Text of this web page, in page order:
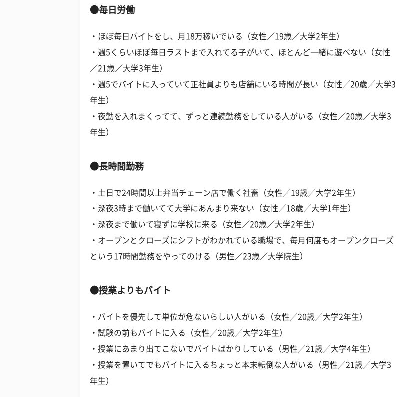
●毎日労働
・ほぼ毎日バイトをし、月18万稼いでいる（女性／19歳／大学2年生）
・週5くらいほぼ毎日ラストまで入れてる子がいて、ほとんど一緒に遊べない（女性
／21歳／大学3年生）
・週5でバイトに入っていて正社員よりも店舗にいる時間が長い（女性／20歳／大学3
年生）
・夜勤を入れまくってて、ずっと連続勤務をしている人がいる（女性／20歳／大学3
年生）
●長時間勤務
・土日で24時間以上弁当チェーン店で働く社畜（女性／19歳／大学2年生）
・深夜3時まで働いてて大学にあんまり来ない（女性／18歳／大学1年生）
・深夜まで働いて寝ずに学校に来る（女性／20歳／大学2年生）
・オープンとクローズにシフトがわかれている職場で、毎月何度もオープンクローズ
という17時間勤務をやってのける（男性／23歳／大学院生）
●授業よりもバイト
・バイトを優先して単位が危ないらしい人がいる（女性／20歳／大学2年生）
・試験の前もバイトに入る（女性／20歳／大学2年生）
・授業にあまり出てこないでバイトばかりしている（男性／21歳／大学4年生）
・授業を置いてでもバイトに入るちょっと本末転倒な人がいる（男性／21歳／大学3
年生）